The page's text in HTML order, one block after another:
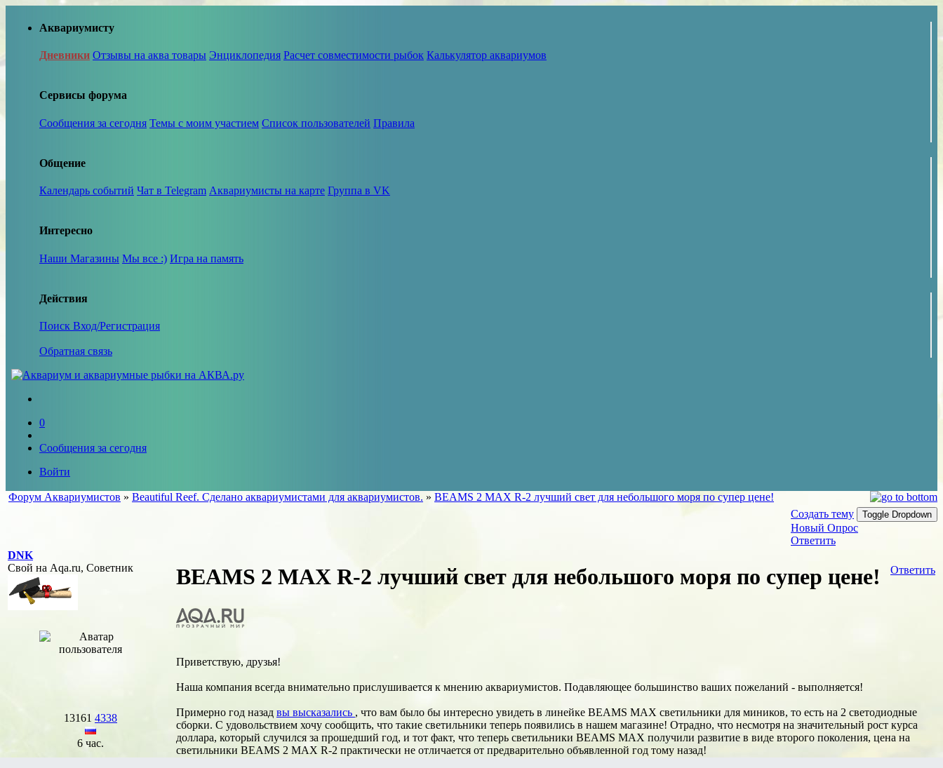
Аквариумисту
Дневники Отзывы на аква товары Энциклопедия Расчет совместимости рыбок Калькулятор аквариумов
Сервисы форума
Сообщения за сегодня Темы с моим участием Список пользователей Правила
Общение
Календарь событий Чат в Telegram Аквариумисты на карте Группа в VK
Интересно
Наши Магазины Мы все :) Игра на память
Действия
Поиск Вход/Регистрация
Обратная связь
0
Сообщения за сегодня
Войти
Форум Аквариумистов » Beautiful Reef. Сделано аквариумистами для аквариумистов. » BEAMS 2 MAX R-2 лучший свет для небольшого моря по супер цене!
Создать тему
Toggle Dropdown
Новый Опрос
Ответить
DNK
Свой на Aqa.ru, Советник
13161 4338
6 час.
Ответить
BEAMS 2 MAX R-2 лучший свет для небольшого моря по супер цене!
Приветствую, друзья!
Наша компания всегда внимательно прислушивается к мнению аквариумистов. Подавляющее большинство ваших пожеланий - выполняется!
Примерно год назад вы высказались , что вам было бы интересно увидеть в линейке BEAMS MAX светильники для миников, то есть на 2 светодиодные
сборки. С удовольствием хочу сообщить, что такие светильники теперь появились в нашем магазине! Отрадно, что несмотря на значительный рост курса
доллара, который случился за прошедший год, и тот факт, что теперь светильники BEAMS MAX получили развитие в виде второго поколения, цена на
светильники BEAMS 2 MAX R-2 практически не отличается от предварительно объявленной год тому назад!